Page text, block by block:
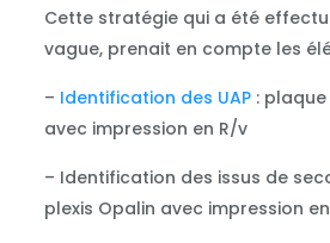
Cette stratégie qui a été
vague, prenait en compte les
– Identification des UAP: plaque
avec impression en R/v
– Identification des issus de
plexis Opalin avec impression